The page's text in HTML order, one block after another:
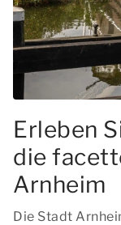
Erleben
die
Arnheim
Die Stadt